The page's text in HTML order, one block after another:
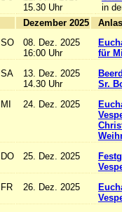
15.30 Uhr
in
Dezember 2025
SO
08. Dez. 2025
16:00 Uhr
für
SA
13. Dez. 2025
14.30 Uhr
Sr.
MI
24. Dez. 2025
DO
25. Dez. 2025
FR
26. Dez. 2025